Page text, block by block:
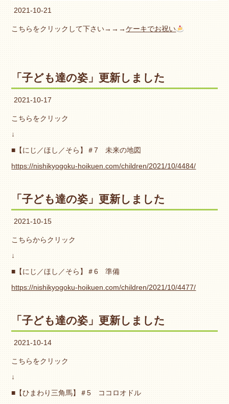
2021-10-21
こちらをクリックして下さい→→→ケーキでお祝い
「子ども達の姿」更新しました
2021-10-17
こちらをクリック
↓
■【にじ／ほし／そら】＃7 未来の地図
https://nishikyogoku-hoikuen.com/children/2021/10/4484/
「子ども達の姿」更新しました
2021-10-15
こちらからクリック
↓
■【にじ／ほし／そら】＃6 準備
https://nishikyogoku-hoikuen.com/children/2021/10/4477/
「子ども達の姿」更新しました
2021-10-14
こちらをクリック
↓
■【ひまわり三角馬】＃5 ココロオドル